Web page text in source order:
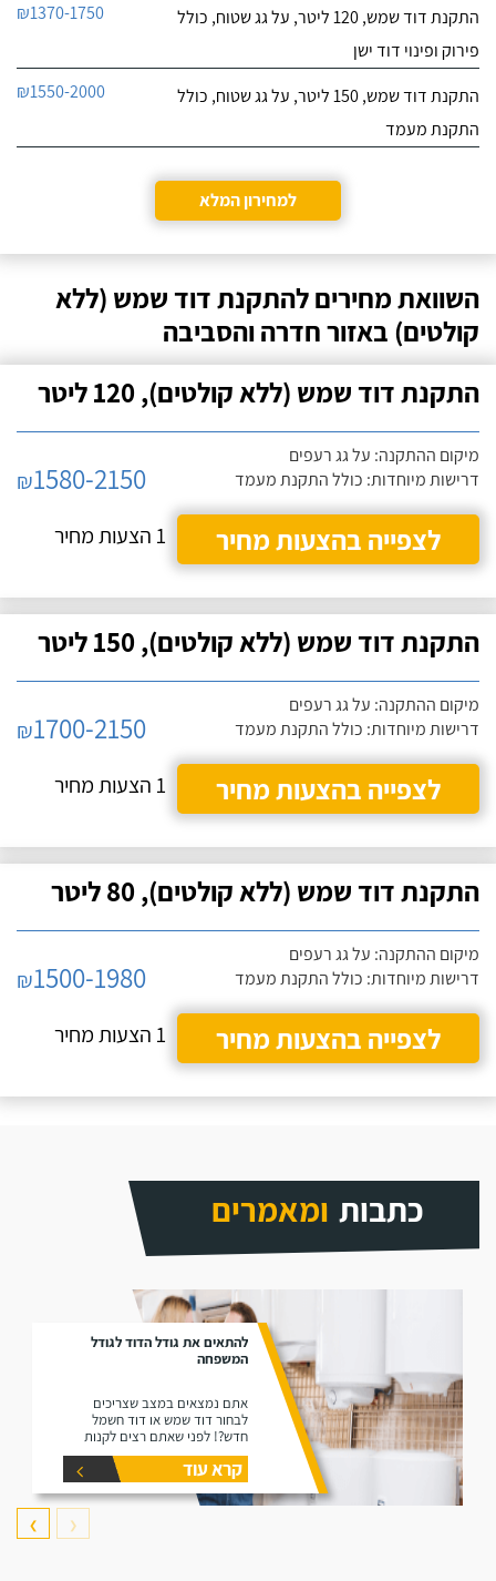
התקנת דוד שמש, 120 ליטר, על גג שטוח, כולל
פירוק ופינוי דוד ישן
₪1370-1750
התקנת דוד שמש, 150 ליטר, על גג שטוח, כולל
התקנת מעמד
₪1550-2000
למחירון המלא
השוואת מחירים להתקנת דוד שמש (ללא
קולטים) באזור חדרה והסביבה
התקנת דוד שמש (ללא קולטים), 120 ליטר
מיקום ההתקנה: על גג רעפים
דרישות מיוחדות: כולל התקנת מעמד
₪1580-2150
לצפייה בהצעות מחיר
1 הצעות מחיר
התקנת דוד שמש (ללא קולטים), 150 ליטר
מיקום ההתקנה: על גג רעפים
דרישות מיוחדות: כולל התקנת מעמד
₪1700-2150
לצפייה בהצעות מחיר
1 הצעות מחיר
התקנת דוד שמש (ללא קולטים), 80 ליטר
מיקום ההתקנה: על גג רעפים
דרישות מיוחדות: כולל התקנת מעמד
₪1500-1980
לצפייה בהצעות מחיר
1 הצעות מחיר
כתבות ומאמרים
להתאים את גודל הדוד לגודל
המשפחה
אתם נמצאים במצב שצריכים
לבחור דוד שמש או דוד חשמל
חדש?! לפני שאתם רצים לקנות
דוד תקרו את המאמר זה הוא נותן
את המידע הפורט על נפחים שונים
של דודים ואיזה דוד הכי יתאים
עבורכם.
קרא עוד
❮
❯